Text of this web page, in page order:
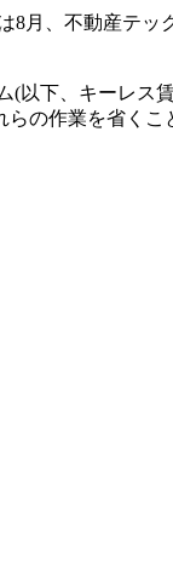
月、不動産テッ
下、キーレス
の作業を省くこ